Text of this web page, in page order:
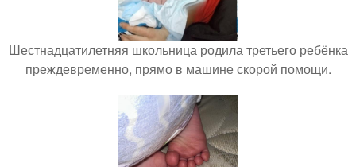
Шестнадцатилетняя школьница родила третьего ребёнка
преждевременно, прямо в машине скорой помощи.